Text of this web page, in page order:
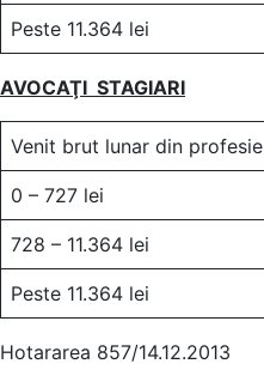
Peste 11.364 lei
AVOCAŢI STAGIARI
Venit brut lunar din profesie
0 – 727 lei
728 – 11.364 lei
Peste 11.364 lei
Hotararea 857/14.12.2013